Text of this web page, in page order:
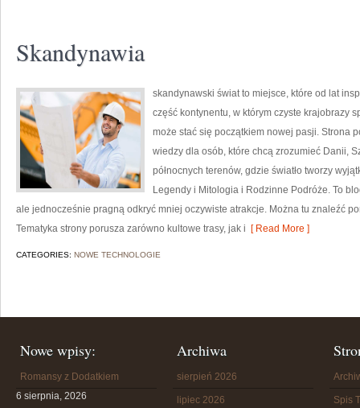
Skandynawia
skandynawski świat to miejsce, które od lat
część kontynentu, w którym czyste krajobrazy
może stać się początkiem nowej pasji. Strona
wiedzy dla osób, które chcą zrozumieć Danii,
północnych terenów, gdzie światło tworzy
Legendy i Mitologia i Rodzinne Podróże. To
ale jednocześnie pragną odkryć mniej oczywiste atrakcje. Można tu znaleźć
Tematyka strony porusza zarówno kultowe trasy, jak i [ Read More ]
CATEGORIES: NOWE TECHNOLOGIE
Nowe wpisy:
Romansy z Dodatkiem
6 sierpnia, 2026
Archiwa
sierpień 2026
lipiec 2026 Spis